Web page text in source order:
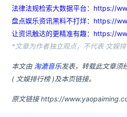
法律法规检索大数据平台：https://
盘点娱乐资讯黑料不打烊：https://
让资讯触达的更精准有趣：https://
*文章为作者独立观点，不代表 文娱
本文由 淘漉音乐发表，转载此文章须
( 文娱排行榜 )及本页链接。
原文链接 https://